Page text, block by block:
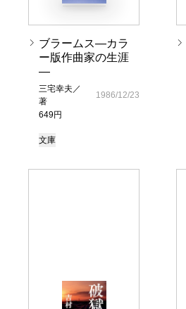
ブラームス―カラ
ー版作曲家の生涯
―
三宅幸夫／
著
649円
1986/12/23
文庫